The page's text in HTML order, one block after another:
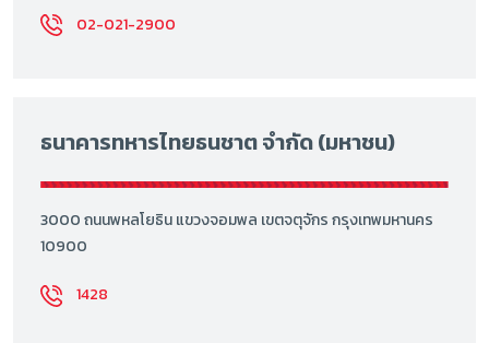
02-021-2900
ธนาคารทหารไทยธนชาต จำกัด (มหาชน)
3000 ถนนพหลโยธิน แขวงจอมพล เขตจตุจักร กรุงเทพมหานคร
10900
1428